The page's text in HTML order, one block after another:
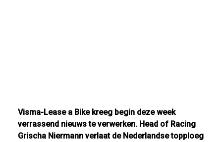
Visma-Lease a Bike kreeg begin deze week
verrassend nieuws te verwerken. Head of Racing
Grischa Niermann verlaat de Nederlandse topploeg